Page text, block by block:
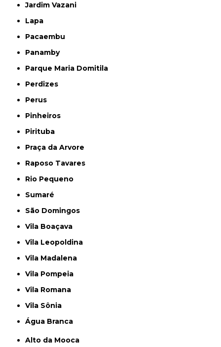
Jardim Vazani
Lapa
Pacaembu
Panamby
Parque Maria Domitila
Perdizes
Perus
Pinheiros
Pirituba
Praça da Arvore
Raposo Tavares
Rio Pequeno
Sumaré
São Domingos
Vila Boaçava
Vila Leopoldina
Vila Madalena
Vila Pompeia
Vila Romana
Vila Sônia
Água Branca
Alto da Mooca